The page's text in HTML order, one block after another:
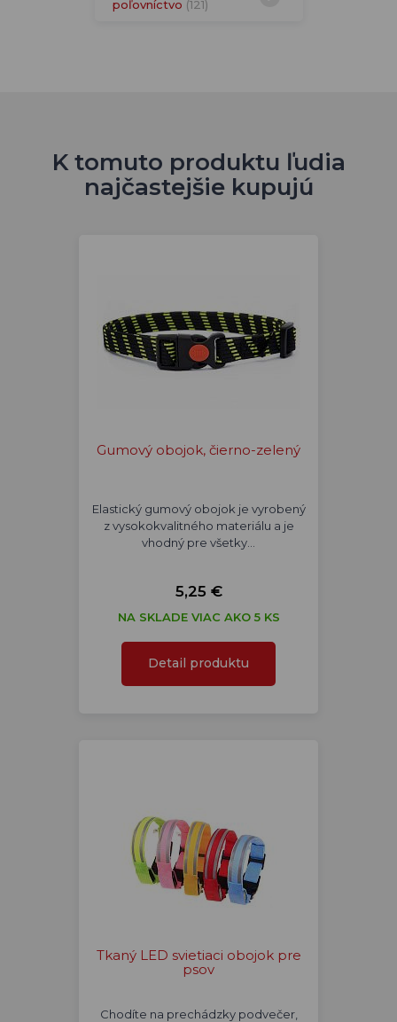
poľovníctvo (121)
K tomuto produktu ľudia
najčastejšie kupujú
Gumový obojok, čierno-zelený
Elastický gumový obojok je vyrobený
z vysokokvalitného materiálu a je
vhodný pre všetky…
5,25 €
NA SKLADE VIAC AKO 5 KS
Detail produktu
Tkaný LED svietiaci obojok pre
psov
Chodíte na prechádzky podvečer,